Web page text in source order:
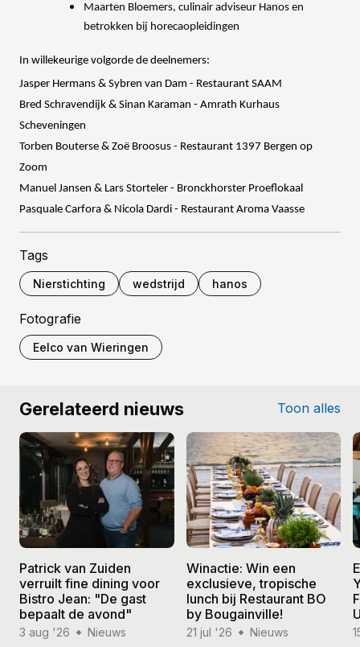
Maarten Bloemers, culinair adviseur Hanos en
betrokken bij horecaopleidingen
In willekeurige volgorde de deelnemers:
Jasper Hermans & Sybren van Dam - Restaurant SAAM
Bred Schravendijk & Sinan Karaman - Amrath Kurhaus
Scheveningen
Torben Bouterse & Zoë Broosus - Restaurant 1397 Bergen op
Zoom
Manuel Jansen & Lars Storteler - Bronckhorster Proeflokaal
Pasquale Carfora & Nicola Dardi - Restaurant Aroma Vaasse
Tags
Nierstichting wedstrijd hanos
Fotografie
Eelco van Wieringen
Gerelateerd nieuws Toon alles
Patrick van Zuiden
verruilt fine dining voor
Bistro Jean: "De gast
bepaalt de avond"
3 aug '26 Nieuws
Winactie: Win een
exclusieve, tropische
lunch bij Restaurant BO
by Bougainville!
21 jul '26 Nieuws